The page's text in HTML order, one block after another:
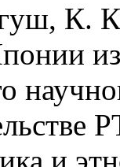
К.
и